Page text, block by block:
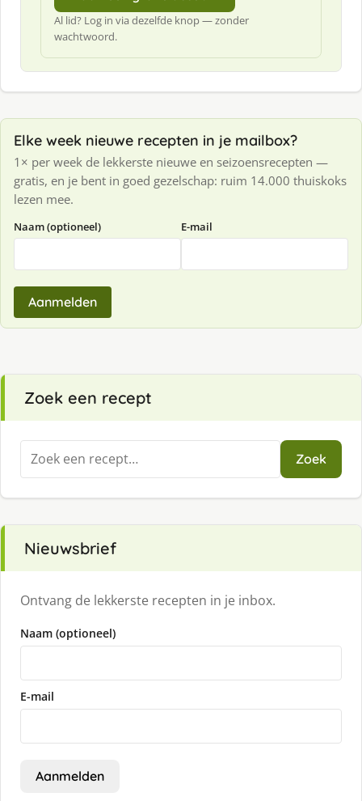
Al lid? Log in via dezelfde knop — zonder
wachtwoord.
Elke week nieuwe recepten in je mailbox?
1× per week de lekkerste nieuwe en seizoensrecepten —
gratis, en je bent in goed gezelschap: ruim 14.000 thuiskoks
lezen mee.
Naam (optioneel) E-mail
Aanmelden
Zoek een recept
Zoeken
naar:
Zoek
Nieuwsbrief
Ontvang de lekkerste recepten in je inbox.
Naam (optioneel)
E-mail
Aanmelden